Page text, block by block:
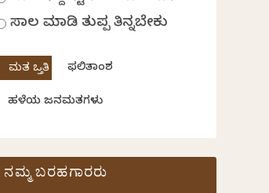
ಸಾಲ ಮಾಡಿ ತುಪ್ಪ ತಿನ್ನಬೇಕು
ಫಲಿತಾಂಶ
ಹಳೆಯ ಜನಮತಗಳು
ನಮ್ಮ ಬರಹಗಾರರು